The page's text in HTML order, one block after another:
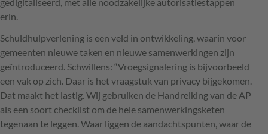
erin.
Schuldhulpverlening is een veld in ontwikkeling, waarin voor
gemeenten nieuwe taken en nieuwe samenwerkingen zijn
geïntroduceerd. Schwillens: “Vroegsignalering is bijvoorbeeld
een vak op zich. Daar is het vraagstuk van privacy bijgekomen.
Dat maakt het lastig. Wij gebruiken de Handreiking van de AP
als een soort checklist om de hele samenwerkingsketen
tegenaan te leggen. Waar liggen de aandachtspunten, waar de